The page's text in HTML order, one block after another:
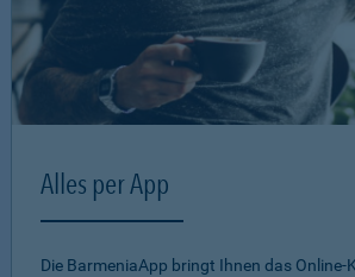
Alles per App
Die BarmeniaApp bringt Ihnen das